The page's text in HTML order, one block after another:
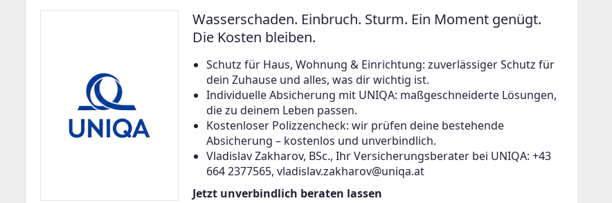
Wasserschaden. Einbruch. Sturm. Ein Moment genügt.
Die Kosten bleiben.
Schutz für Haus, Wohnung & Einrichtung: zuverlässiger Schutz für
dein Zuhause und alles, was dir wichtig ist.
Individuelle Absicherung mit UNIQA: maßgeschneiderte Lösungen,
die zu deinem Leben passen.
Kostenloser Polizzencheck: wir prüfen deine bestehende
Absicherung – kostenlos und unverbindlich.
Vladislav Zakharov, BSc., Ihr Versicherungsberater bei UNIQA: +43
664 2377565, vladislav.zakharov@uniqa.at
Jetzt unverbindlich beraten lassen